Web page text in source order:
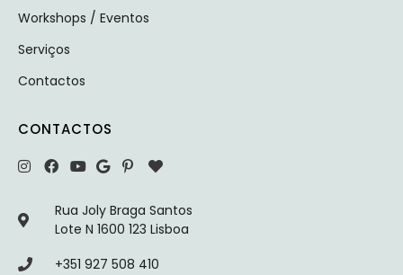
Workshops / Eventos
Serviços
Contactos
CONTACTOS
Rua Joly Braga Santos
Lote N 1600 123 Lisboa
+351 927 508 410